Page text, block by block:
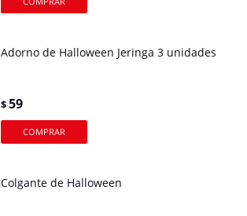
Adorno de Halloween Jeringa 3 unidades
$59
Colgante de Halloween